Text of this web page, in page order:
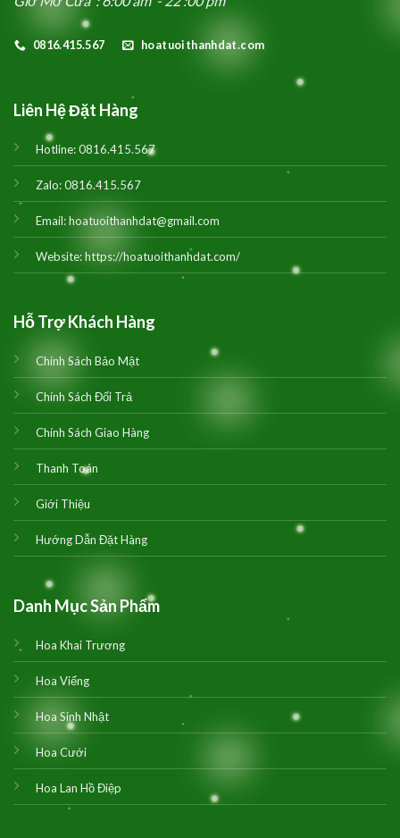
0816.415.567 hoatuoithanhdat.com
Liên Hệ Đặt Hàng
Hotline:0816.415.567
Zalo:0816.415.567
Email:hoatuoithanhdat@gmail.com
Website:https://hoatuoithanhdat.com/
Hỗ Trợ Khách Hàng
Chính Sách Bảo Mật
Chính Sách Đổi Trả
Chính Sách Giao Hàng
Thanh Toán
Giới Thiệu
Hướng Dẫn Đặt Hàng
Danh Mục Sản Phẩm
Hoa Khai Trương
Hoa Viếng
Hoa Sinh Nhật
Hoa Cưới
Hoa Lan Hồ Điệp